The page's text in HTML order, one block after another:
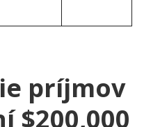
príjmov
$200,000